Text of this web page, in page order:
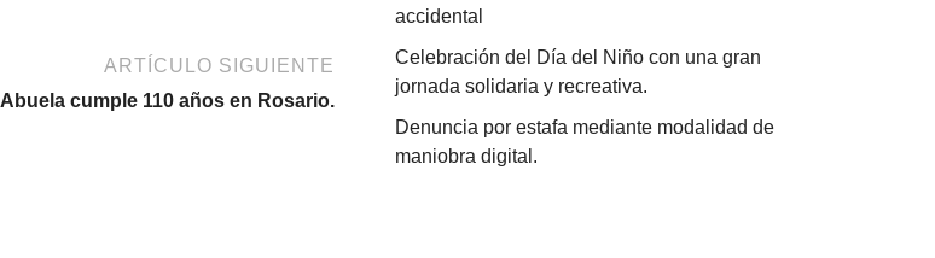
ARTÍCULO SIGUIENTE
Abuela cumple 110 años en Rosario.
accidental
Celebración del Día del Niño con una gran
jornada solidaria y recreativa.
Denuncia por estafa mediante modalidad de
maniobra digital.